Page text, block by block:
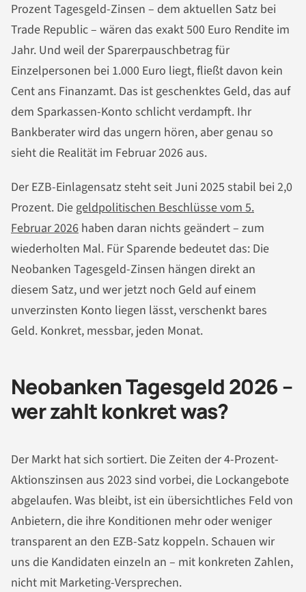
Prozent Tagesgeld-Zinsen – dem aktuellen Satz bei
Trade Republic – wären das exakt 500 Euro Rendite im
Jahr. Und weil der Sparerpauschbetrag für
Einzelpersonen bei 1.000 Euro liegt, fließt davon kein
Cent ans Finanzamt. Das ist geschenktes Geld, das auf
dem Sparkassen-Konto schlicht verdampft. Ihr
Bankberater wird das ungern hören, aber genau so
sieht die Realität im Februar 2026 aus.
Der EZB-Einlagensatz steht seit Juni 2025 stabil bei 2,0
Prozent. Diegeldpolitischen Beschlüsse vom 5.
Februar 2026 haben daran nichts geändert – zum
wiederholten Mal. Für Sparende bedeutet das: Die
Neobanken Tagesgeld-Zinsen hängen direkt an
diesem Satz, und wer jetzt noch Geld auf einem
unverzinsten Konto liegen lässt, verschenkt bares
Geld. Konkret, messbar, jeden Monat.
Neobanken Tagesgeld 2026 –
wer zahlt konkret was?
Der Markt hat sich sortiert. Die Zeiten der 4-Prozent-
Aktionszinsen aus 2023 sind vorbei, die Lockangebote
abgelaufen. Was bleibt, ist ein übersichtliches Feld von
Anbietern, die ihre Konditionen mehr oder weniger
transparent an den EZB-Satz koppeln. Schauen wir
uns die Kandidaten einzeln an – mit konkreten Zahlen,
nicht mit Marketing-Versprechen.